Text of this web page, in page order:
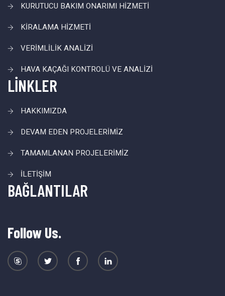
KURUTUCU BAKIM ONARIMI HİZMETİ
KİRALAMA HİZMETİ
VERİMLİLİK ANALİZİ
HAVA KAÇAĞI KONTROLÜ VE ANALİZİ
LİNKLER
HAKKIMIZDA
DEVAM EDEN PROJELERİMİZ
TAMAMLANAN PROJELERİMİZ
İLETİŞİM
BAĞLANTILAR
Follow Us.